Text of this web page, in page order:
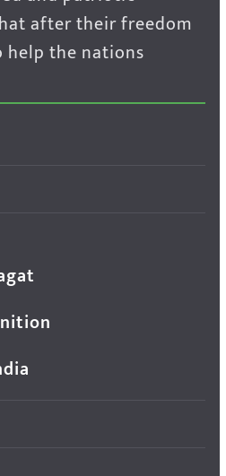
after their freedom
the nations